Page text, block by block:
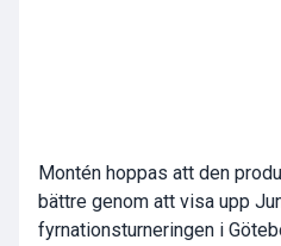
Montén hoppas att den
bättre genom att visa upp
fyrnationsturneringen i